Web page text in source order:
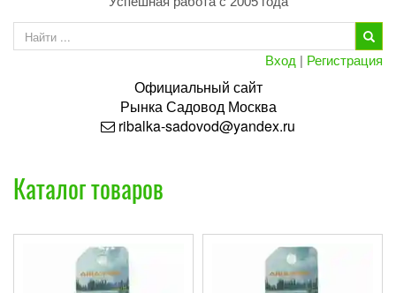
Вход | Регистрация
Официальный сайт
РынкаСадовод Москва
ribalka-sadovod@yandex.ru
Каталог товаров